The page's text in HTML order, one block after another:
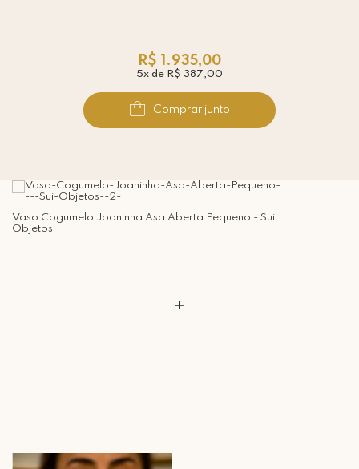
R$ 1.935,00
5x de R$ 387,00
Comprar junto
Vaso Cogumelo Joaninha Asa Aberta Pequeno - Sui
Objetos
+